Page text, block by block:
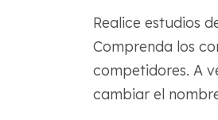
Realice estudios
Comprenda los
competidores. A
cambiar el